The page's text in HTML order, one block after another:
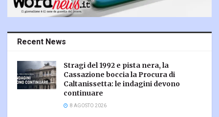
Recent News
Stragi del 1992 e pista nera, la
Cassazione boccia la Procura di
Caltanissetta: le indagini devono
continuare
8 AGOSTO 2026